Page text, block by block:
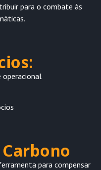
para o combate às
operacional
para compensar